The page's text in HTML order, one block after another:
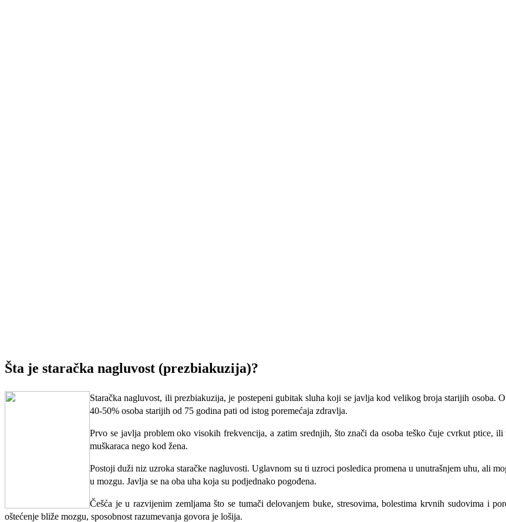
Šta je staračka nagluvost (prezbiakuzija)?
Staračka nagluvost, ili prezbiakuzija, je postepeni gubitak sluha koji se javlja kod velikog broja starijih osoba.
40-50% osoba starijih od 75 godina pati od istog poremećaja zdravlja.
Prvo se javlja problem oko visokih frekvencija, a zatim srednjih, što znači da osoba teško čuje cvrkut ptice,
muškaraca nego kod žena.
Postoji duži niz uzroka staračke nagluvosti. Uglavnom su ti uzroci posledica promena u unutrašnjem uhu, ali
u mozgu. Javlja se na oba uha koja su podjednako pogođena.
Češća je u razvijenim zemljama što se tumači delovanjem buke, stresovima, bolestima krvnih sudovima i
oštećenje bliže mozgu, sposobnost razumevanja govora je lošija.